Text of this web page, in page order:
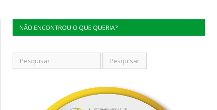
NÃO ENCONTROU O QUE QUERIA?